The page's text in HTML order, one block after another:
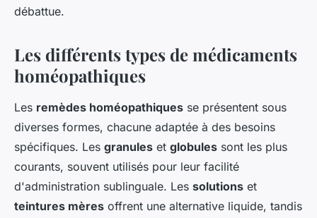
débattue.
Les différents types de médicaments
homéopathiques
Les remèdes homéopathiques se présentent sous
diverses formes, chacune adaptée à des besoins
spécifiques. Les granules et globules sont les plus
courants, souvent utilisés pour leur facilité
d'administration sublinguale. Les solutions et
teintures mères offrent une alternative liquide, tandis